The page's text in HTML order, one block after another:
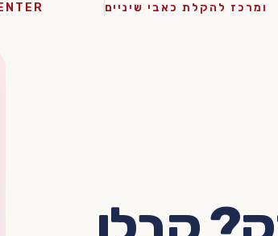
ומרכז להקלת כאבי שיניים